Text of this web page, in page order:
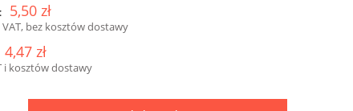
5,50 zł
VAT, bez kosztów dostawy
4,47 zł
i kosztów dostawy